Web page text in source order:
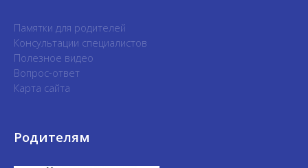
Памятки для родителей
Консультации специалистов
Полезное видео
Вопрос-ответ
Карта сайта
Родителям